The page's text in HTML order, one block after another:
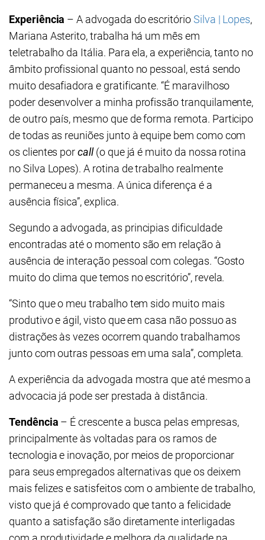
Experiência – A advogada do escritórioSilva | Lopes,
Mariana Asterito, trabalha há um mês em
teletrabalho da Itália. Para ela, a experiência, tanto no
âmbito profissional quanto no pessoal, está sendo
muito desafiadora e gratificante. “É maravilhoso
poder desenvolver a minha profissão tranquilamente,
de outro país, mesmo que de forma remota. Participo
de todas as reuniões junto à equipe bem como com
os clientes porcall(o que já é muito da nossa rotina
no Silva Lopes). A rotina de trabalho realmente
permaneceu a mesma. A única diferença é a
ausência física”, explica.
Segundo a advogada, as principias dificuldade
encontradas até o momento são em relação à
ausência de interação pessoal com colegas. “Gosto
muito do clima que temos no escritório”, revela.
“Sinto que o meu trabalho tem sido muito mais
produtivo e ágil, visto que em casa não possuo as
distrações às vezes ocorrem quando trabalhamos
junto com outras pessoas em uma sala”, completa.
A experiência da advogada mostra que até mesmo a
advocacia já pode ser prestada à distância.
Tendência – É crescente a busca pelas empresas,
principalmente às voltadas para os ramos de
tecnologia e inovação, por meios de proporcionar
para seus empregados alternativas que os deixem
mais felizes e satisfeitos com o ambiente de trabalho,
visto que já é comprovado que tanto a felicidade
quanto a satisfação são diretamente interligadas